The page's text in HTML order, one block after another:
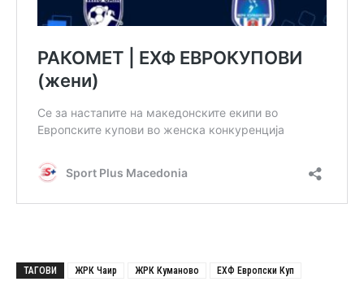
ТАГОВИ ЖРК Чаир ЖРК Куманово ЕХФ Европски Куп